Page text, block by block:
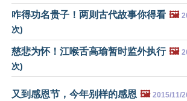
咋得功名贵子！两则古代故事你得看 🖼️
次)
慈悲为怀！江喉舌高瑜暂时监外执行 🖼️
次)
又到感恩节，今年别样的感恩 🖼️ 2015/11/